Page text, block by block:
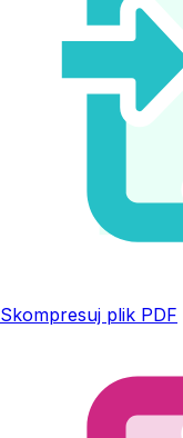
Skompresuj plik PDF